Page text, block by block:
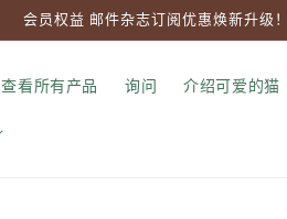
会员权益 邮件杂志订阅优惠焕新升级！
查看所有产品 询问 介绍可爱的猫